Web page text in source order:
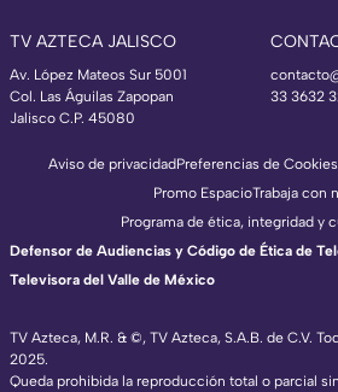
TV AZTECA JALISCO
Av. López Mateos Sur 5001
Col. Las Águilas Zapopan
Jalisco C.P. 45080
33 3632
TV Azteca, M.R. & ©, TV Azteca, S.A.B. de C.V.
2025.
Queda prohibida la reproducción total o parcial
Aviso de privacidadPreferencias de Cookies
Promo EspacioTrabaja con
Programa de ética, integridad y
Defensor de Audiencias y Código de Ética de
Televisora del Valle de México